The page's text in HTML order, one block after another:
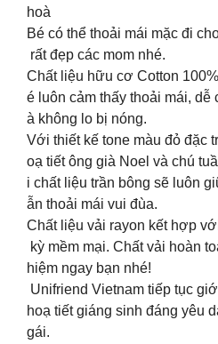
hoà
Bé có thể thoải mái mặc đi
rất đẹp các mom nhé.
Chất liệu hữu cơ Cotton
é luôn cảm thấy thoải mái, dễ
à không lo bị nóng.
Với thiết kế tone màu đỏ đặc
oạ tiết ông già Noel và chú
i chất liệu trần bông sẽ luôn
ẫn thoải mái vui đùa.
Chất liệu vải rayon kết hợp
kỳ mềm mại. Chất vải hoàn
hiệm ngay bạn nhé!
Unifriend Vietnam tiếp tục
hoạ tiết giáng sinh đáng yêu
gái.